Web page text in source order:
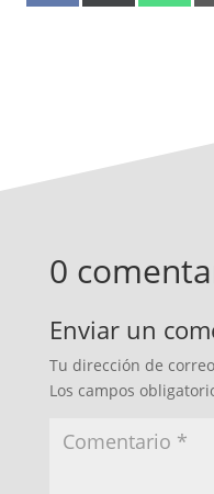
0
Enviar un
Tu dirección de
Los campos